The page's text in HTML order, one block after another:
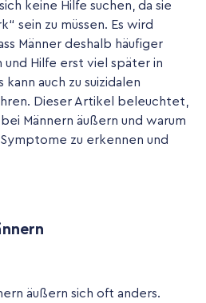
keine Hilfe suchen, da sie
sein zu müssen. Es wird
Männer deshalb häufiger
Hilfe erst viel später in
auch zu suizidalen
Dieser Artikel beleuchtet,
Männern äußern und warum
zu erkennen und
äußern sich oft anders.